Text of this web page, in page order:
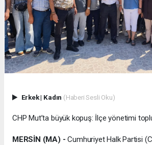
Erkek| Kadın (Haberi Sesli Oku)
CHP Mut’ta büyük kopuş: İlçe yönetimi
MERSİN (MA) - Cumhuriyet Halk Partisi